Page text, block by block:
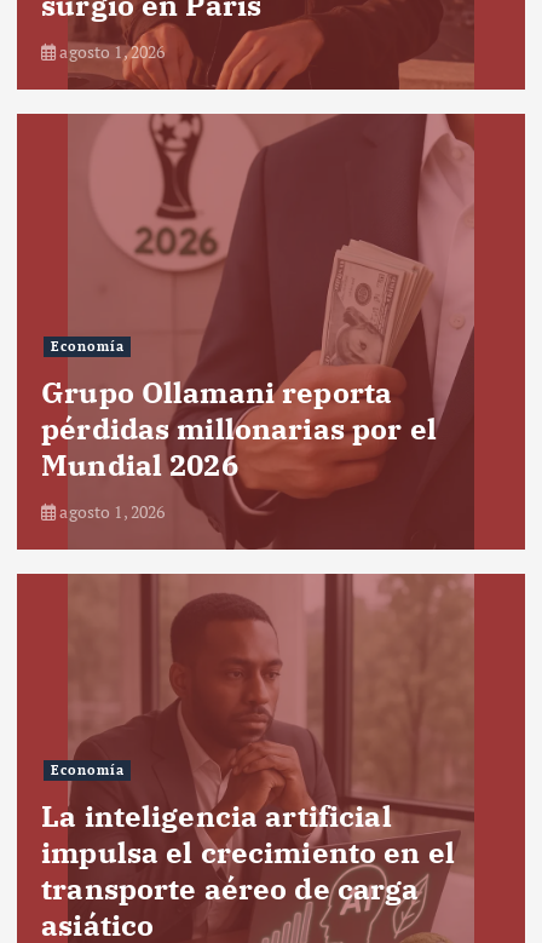
agosto 1, 2026
Economía
Grupo Ollamani reporta
pérdidas millonarias por el
Mundial 2026
agosto 1, 2026
Economía
La inteligencia artificial
impulsa el crecimiento en el
transporte aéreo de carga
asiático